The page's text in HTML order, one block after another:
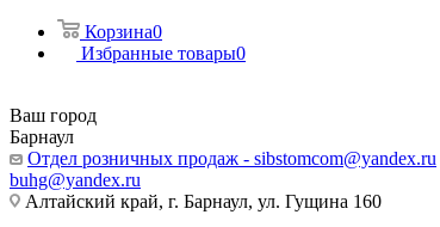
Корзина0
Избранные товары0
Ваш город
Барнаул
Отдел розничных продаж - sibstomcom@yandex.ru
buhg@yandex.ru
Алтайский край, г. Барнаул, ул. Гущина 160